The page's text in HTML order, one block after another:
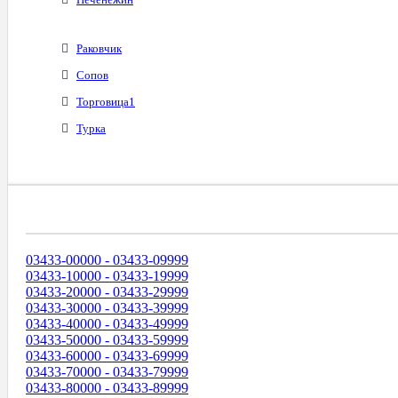
Раковчик
Сопов
Торговица1
Турка
03433-00000 - 03433-09999
03433-10000 - 03433-19999
03433-20000 - 03433-29999
03433-30000 - 03433-39999
03433-40000 - 03433-49999
03433-50000 - 03433-59999
03433-60000 - 03433-69999
03433-70000 - 03433-79999
03433-80000 - 03433-89999